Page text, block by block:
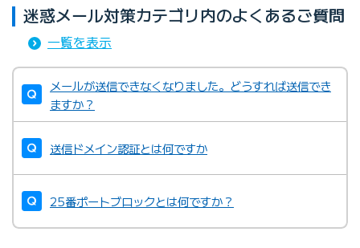
迷惑メール対策カテゴリ内のよくあるご質問
一覧を表示
メールが送信できなくなりました。どうすれば送信でき
ますか？
送信ドメイン認証とは何ですか
25番ポートブロックとは何ですか？